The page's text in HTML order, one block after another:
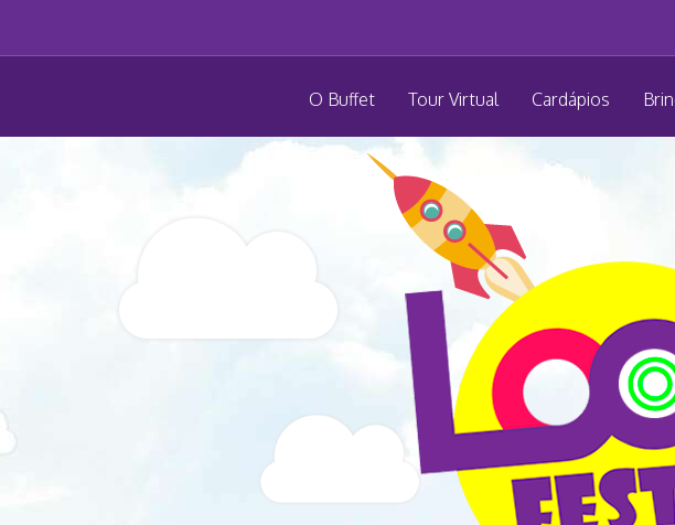
O Buffet Tour Virtual Cardápios